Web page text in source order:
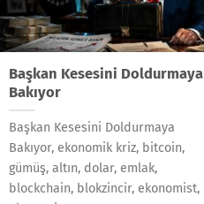
Başkan Kesesini Doldurmaya
Bakıyor
Başkan Kesesini Doldurmaya
Bakıyor, ekonomik kriz, bitcoin,
gümüş, altın, dolar, emlak,
blockchain, blokzincir, ekonomist,